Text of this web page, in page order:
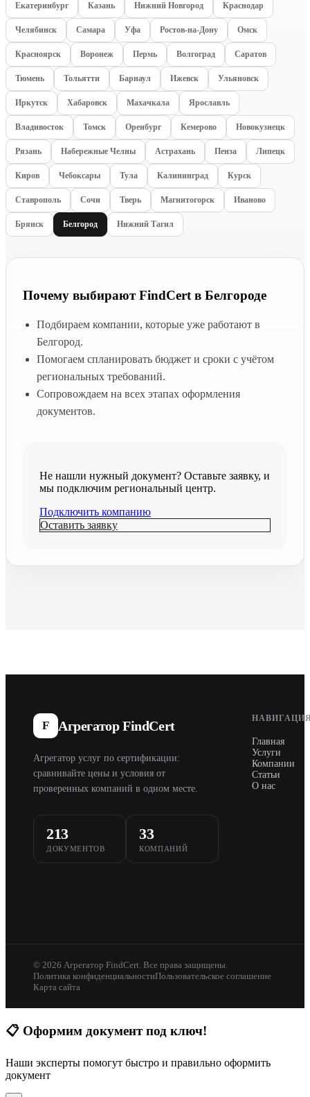
Екатеринбург Казань Нижний Новгород Краснодар
Челябинск Самара Уфа Ростов-на-Дону Омск
Красноярск Воронеж Пермь Волгоград Саратов
Тюмень Тольятти Барнаул Ижевск Ульяновск
Иркутск Хабаровск Махачкала Ярославль
Владивосток Томск Оренбург Кемерово Новокузнецк
Рязань Набережные Челны Астрахань Пенза Липецк
Киров Чебоксары Тула Калининград Курск
Ставрополь Сочи Тверь Магнитогорск Иваново
Брянск Белгород Нижний Тагил
Почему выбирают FindCert в Белгороде
Подбираем компании, которые уже работают в
Белгород.
Помогаем спланировать бюджет и сроки с учётом
региональных требований.
Сопровождаем на всех этапах оформления
документов.
Не нашли нужный документ? Оставьте заявку, и
мы подключим региональный центр.
Подключить компанию
Оставить заявку
F Агрегатор FindCert
Агрегатор услуг по сертификации:
сравнивайте цены и условия от
проверенных компаний в одном месте.
213
ДОКУМЕНТОВ
33
КОМПАНИЙ
Главная
Услуги
Компании
Статьи
О нас
© 2026 Агрегатор FindCert. Все права защищены.
Политика конфиденциальностиПользовательское соглашение
Карта сайта
📋 Оформим документ под ключ!
Наши эксперты помогут быстро и правильно оформить
документ